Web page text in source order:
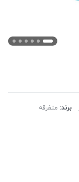
برند: متفرقه